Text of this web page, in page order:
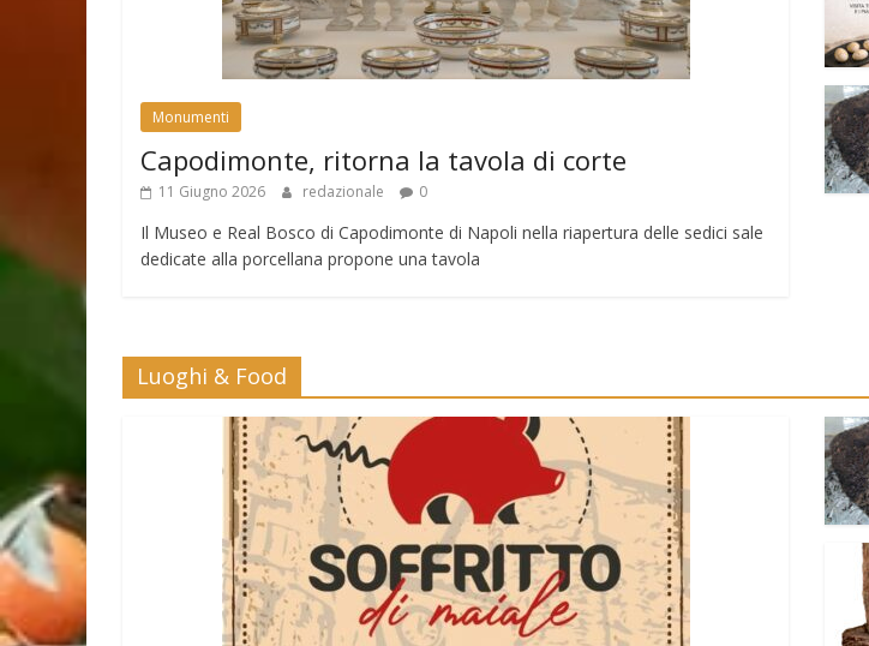
Monumenti
Capodimonte, ritorna la tavola di corte
11 Giugno 2026 redazionale 0
Il Museo e Real Bosco di Capodimonte di Napoli nella riapertura delle sedici sale
dedicate alla porcellana propone una tavola
Luoghi & Food